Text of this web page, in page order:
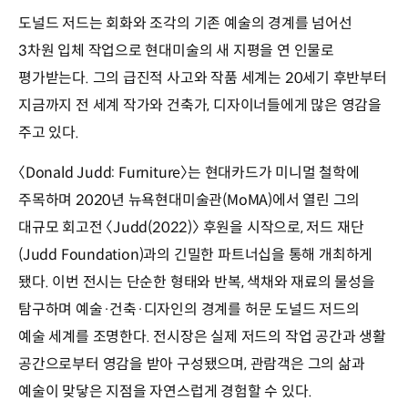
도널드 저드는 회화와 조각의 기존 예술의 경계를 넘어선
3차원 입체 작업으로 현대미술의 새 지평을 연 인물로
평가받는다. 그의 급진적 사고와 작품 세계는 20세기 후반부터
지금까지 전 세계 작가와 건축가, 디자이너들에게 많은 영감을
주고 있다.
〈Donald Judd: Furniture〉는 현대카드가 미니멀 철학에
주목하며 2020년 뉴욕현대미술관(MoMA)에서 열린 그의
대규모 회고전 〈Judd(2022)〉 후원을 시작으로, 저드 재단
(Judd Foundation)과의 긴밀한 파트너십을 통해 개최하게
됐다. 이번 전시는 단순한 형태와 반복, 색채와 재료의 물성을
탐구하며 예술·건축·디자인의 경계를 허문 도널드 저드의
예술 세계를 조명한다. 전시장은 실제 저드의 작업 공간과 생활
공간으로부터 영감을 받아 구성됐으며, 관람객은 그의 삶과
예술이 맞닿은 지점을 자연스럽게 경험할 수 있다.